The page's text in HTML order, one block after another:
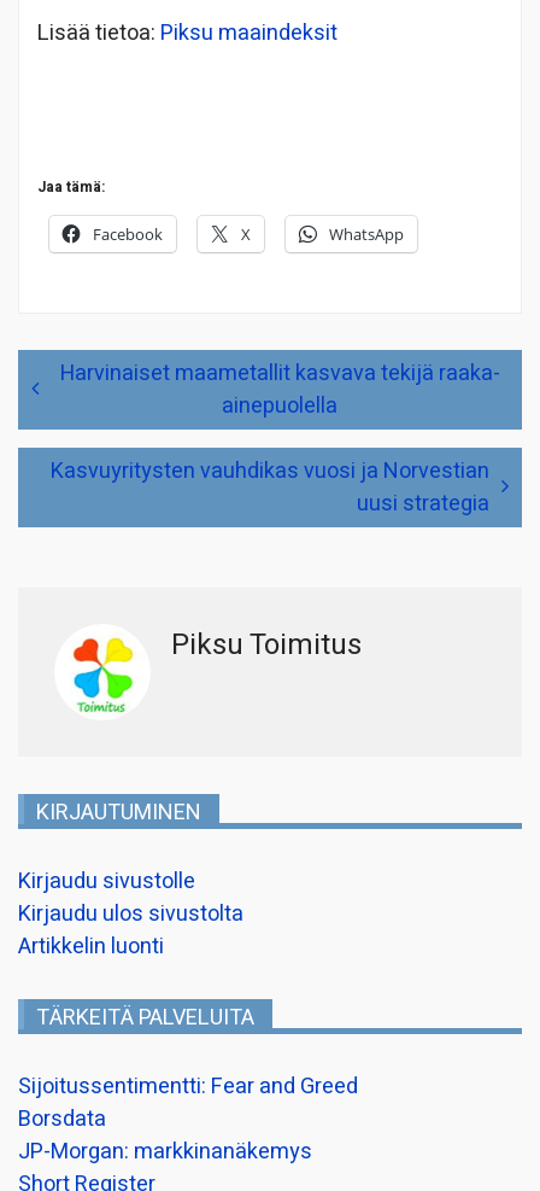
Lisää tietoa: Piksu maaindeksit
Jaa tämä:
Facebook X WhatsApp
Artikkelien
selausHarvinaiset maametallit kasvava tekijä raaka-
ainepuolella
Kasvuyritysten vauhdikas vuosi ja Norvestian
uusi strategia
Piksu Toimitus
KIRJAUTUMINEN
Kirjaudu sivustolle
Kirjaudu ulos sivustolta
Artikkelin luonti
TÄRKEITÄ PALVELUITA
Sijoitussentimentti: Fear and Greed
Borsdata
JP-Morgan: markkinanäkemys
Short Register